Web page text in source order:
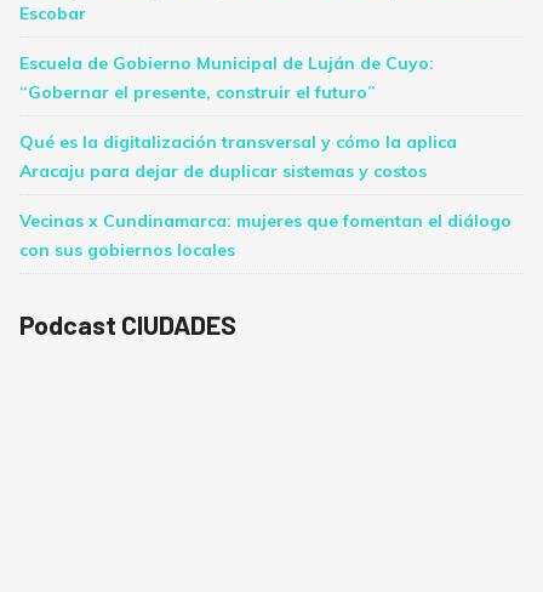
Escobar
Escuela de Gobierno Municipal de Luján de Cuyo:
“Gobernar el presente, construir el futuro”
Qué es la digitalización transversal y cómo la aplica
Aracaju para dejar de duplicar sistemas y costos
Vecinas x Cundinamarca: mujeres que fomentan el diálogo
con sus gobiernos locales
Podcast CIUDADES